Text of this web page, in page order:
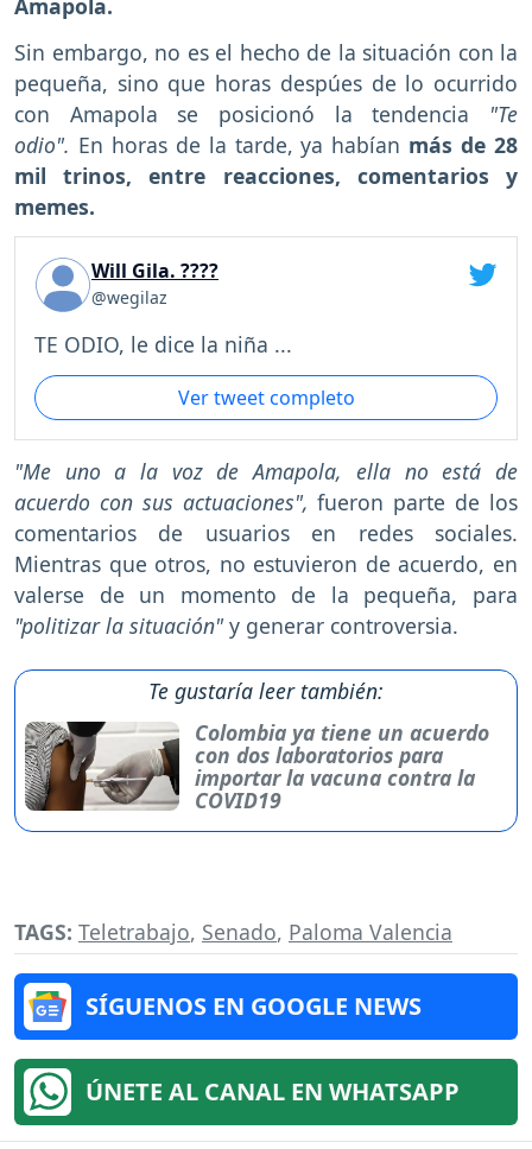
Amapola.
Sin embargo, no es el hecho de la situación con la
pequeña, sino que horas despúes de lo ocurrido
con Amapola se posicionó la tendencia "Te
odio". En horas de la tarde, ya habían más de 28
mil trinos, entre reacciones, comentarios y
memes.
Will Gila. ????
@wegilaz
TE ODIO, le dice la niña ...
Ver tweet completo
"Me uno a la voz de Amapola, ella no está de
acuerdo con sus actuaciones", fueron parte de los
comentarios de usuarios en redes sociales.
Mientras que otros, no estuvieron de acuerdo, en
valerse de un momento de la pequeña, para
"politizar la situación" y generar controversia.
Te gustaría leer también:
Colombia ya tiene un acuerdo
con dos laboratorios para
importar la vacuna contra la
COVID19
TAGS: Teletrabajo, Senado, Paloma Valencia
SÍGUENOS EN GOOGLE NEWS
ÚNETE AL CANAL EN WHATSAPP